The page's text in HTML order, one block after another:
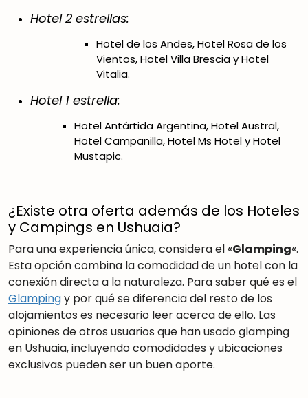
Hotel 2 estrellas:
Hotel de los Andes, Hotel Rosa de los
Vientos, Hotel Villa Brescia y Hotel
Vitalia.
Hotel 1 estrella:
Hotel Antártida Argentina, Hotel Austral,
Hotel Campanilla, Hotel Ms Hotel y Hotel
Mustapic.
¿Existe otra oferta además de los Hoteles
y Campings en Ushuaia?
Para una experiencia única, considera el «Glamping«.
Esta opción combina la comodidad de un hotel con la
conexión directa a la naturaleza. Para saber qué es el
Glampingy por qué se diferencia del resto de los
alojamientos es necesario leer acerca de ello. Las
opiniones de otros usuarios que han usado glamping
en Ushuaia, incluyendo comodidades y ubicaciones
exclusivas pueden ser un buen aporte.